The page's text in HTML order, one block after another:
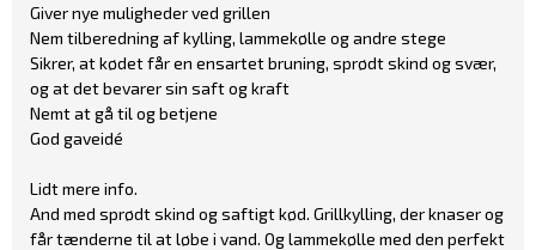
Giver nye muligheder ved grillen
Nem tilberedning af kylling, lammekølle og andre stege
Sikrer, at kødet får en ensartet bruning, sprødt skind og svær,
og at det bevarer sin saft og kraft
Nemt at gå til og betjene
God gaveidé
Lidt mere info.
And med sprødt skind og saftigt kød. Grillkylling, der knaser og
får tænderne til at løbe i vand. Og lammekølle med den perfekt